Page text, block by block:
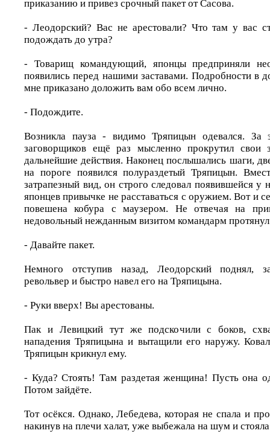
приказанию и привез срочный пакет от Сасова.
- Леодорский? Вас не арестовали? Что там у вас
подождать до утра?
- Товарищ командующий, японцы предприняли
появились перед нашими заставами. Подробности в
мне приказано доложить вам обо всем лично.
- Подождите.
Возникла пауза - видимо Тряпицын одевался. За
заговорщиков ещё раз мысленно прокрутил свои
дальнейшие действия. Наконец послышались шаги,
на пороге появился полураздетый Тряпицын.
затрапезный вид, он строго следовал появившейся у
японцев привычке не расставаться с оружием. Вот и
повешена кобура с маузером. Не отвечая на
недовольный нежданным визитом командарм
- Давайте пакет.
Немного отступив назад, Леодорский поднял,
револьвер и быстро навел его на Тряпицына.
- Руки вверх! Вы арестованы.
Пак и Левицкий тут же подскочили с боков,
нападения Тряпицына и вытащили его наружу.
Тряпицын крикнул ему.
- Куда? Стоять! Там раздетая женщина! Пусть она
Потом зайдёте.
Тот осёкся. Однако, Лебедева, которая не спала и
накинув на плечи халат, уже выбежала на шум и